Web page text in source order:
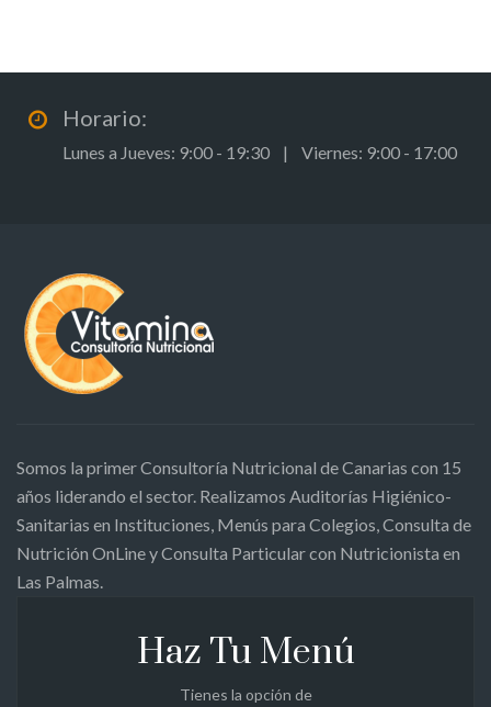
Horario:
Lunes a Jueves: 9:00 - 19:30 | Viernes: 9:00 - 17:00
Somos la primer Consultoría Nutricional de Canarias con 15
años liderando el sector. Realizamos Auditorías Higiénico-
Sanitarias en Instituciones, Menús para Colegios, Consulta de
Nutrición OnLine y Consulta Particular con Nutricionista en
Las Palmas.
Haz Tu Menú
Tienes la opción de